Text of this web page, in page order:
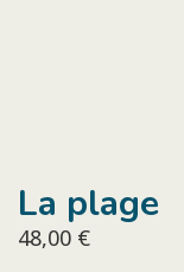
La plage
48,00 €